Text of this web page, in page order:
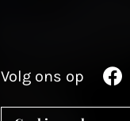
Volg ons op